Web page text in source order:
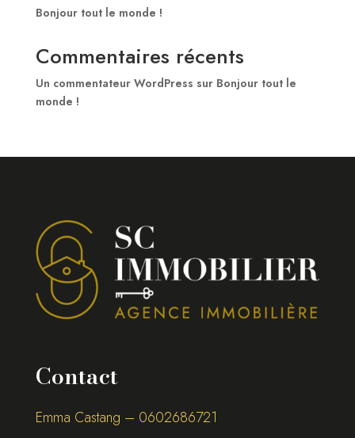
Bonjour tout le monde !
Commentaires récents
Un commentateur WordPress sur Bonjour tout le
monde !
Contact
Emma Castang – 0602686721